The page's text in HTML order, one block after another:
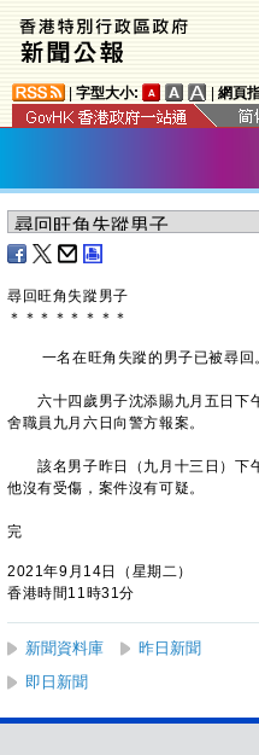
字型大小: 網頁
尋回旺角失蹤男子
＊ ＊ ＊ ＊ ＊ ＊ ＊ ＊
一名在旺角失蹤的男子已被尋回
六十四歲男子沈添賜九月五日下
舍職員九月六日向警方報案。
該名男子昨日（九月十三日）下午
他沒有受傷，案件沒有可疑。
完
2021年9月14日（星期二）
香港時間11時31分
新聞資料庫 昨日新聞
即日新聞